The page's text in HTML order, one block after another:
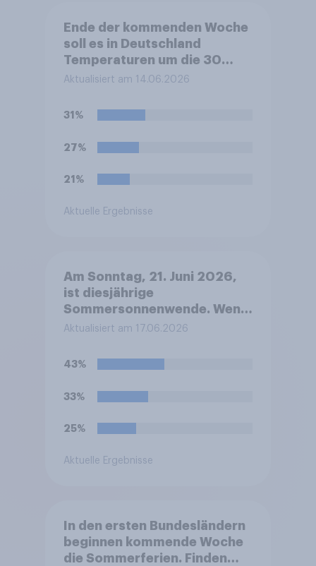
Ende der kommenden Woche
soll es in Deutschland
Temperaturen um die 30
Grad geben. Freuen Sie sich
Aktualisiert am 14.06.2026
31%
27%
21%
Aktuelle Ergebnisse
Am Sonntag, 21. Juni 2026,
ist diesjährige
Sommersonnenwende. Wenn
Sie wählen müssten: Welches
diesbezüglich bei Ihnen
Aktualisiert am 17.06.2026
43%
33%
25%
Aktuelle Ergebnisse
In den ersten Bundesländern
beginnen kommende Woche
die Sommerferien. Finden